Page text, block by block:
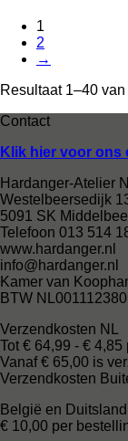
1
2
→
Resultaat 1–40
Contact
Klik hier voor ons
Hardanger-Atelier
Westelbeersedijk
5091 SK
Telefoon 013 514
www.hardanger.nl
info@hardanger.nl
Kamer van
BTW
Verzendkosten NL
Tot € 64,99 - €
Vanaf € 65,00 is
Verzendkosten
België en Duitsland
€ 10,00 per